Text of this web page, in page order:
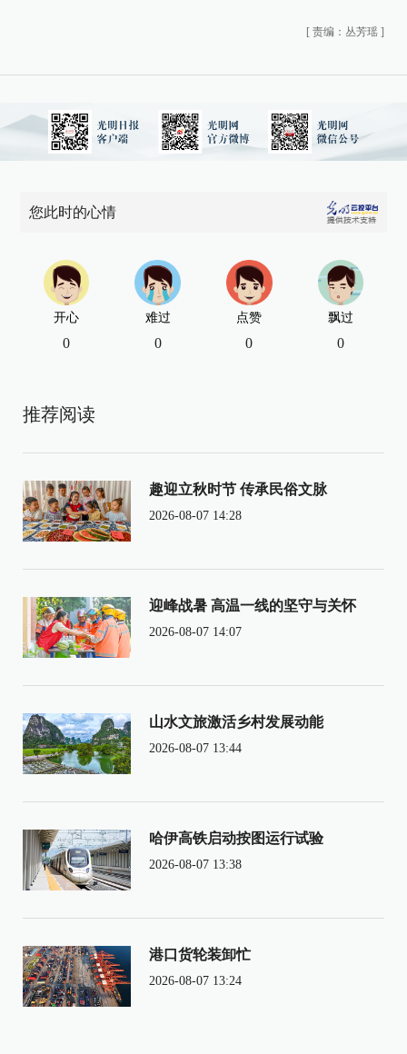
[ 责编：丛芳瑶 ]
您此时的心情
开心
0
难过
0
点赞
0
飘过
0
推荐阅读
趣迎立秋时节 传承民俗文脉
2026-08-07 14:28
迎峰战暑 高温一线的坚守与关怀
2026-08-07 14:07
山水文旅激活乡村发展动能
2026-08-07 13:44
哈伊高铁启动按图运行试验
2026-08-07 13:38
港口货轮装卸忙
2026-08-07 13:24